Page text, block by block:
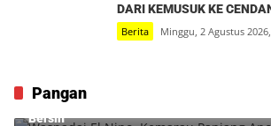
DARI KEMUSUK KE
Berita Minggu, 2 Agustus
Pangan
Waspadai El Nino, Kemarau Panjang Ancam
Bersih